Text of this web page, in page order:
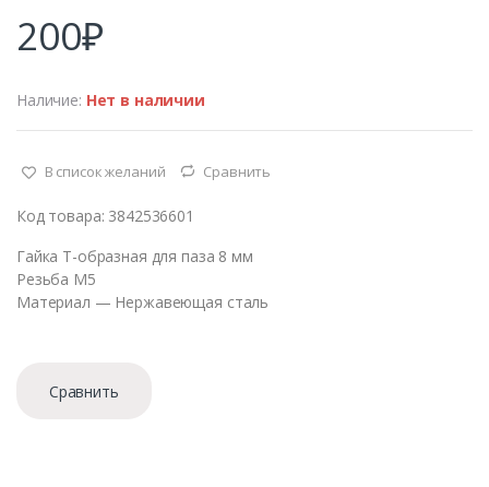
200₽
Наличие: Нет в наличии
В список желаний Сравнить
Код товара: 3842536601
Гайка Т-образная для паза 8 мм
Резьба М5
Материал — Нержавеющая сталь
Сравнить